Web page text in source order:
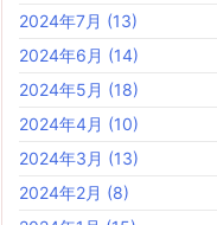
2024年7月 (13)
2024年6月 (14)
2024年5月 (18)
2024年4月 (10)
2024年3月 (13)
2024年2月 (8)